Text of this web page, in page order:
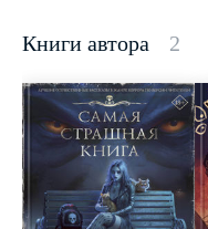
Книги автора 2